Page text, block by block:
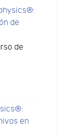
de
de
en